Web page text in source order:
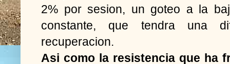
2% por sesion, un goteo a la
constante, que tendra una
recuperacion.
Asi como la resistencia que ha